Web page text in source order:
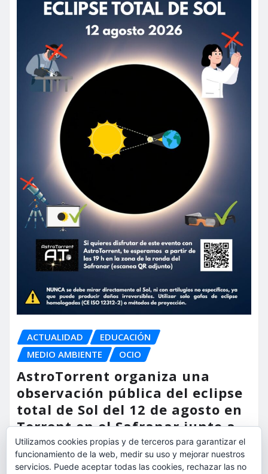
ACTUALIDAD
EDUCACIÓN
MEDIO AMBIENTE
OCIO
AstroTorrent organiza una
observación pública del eclipse
total de Sol del 12 de agosto en
Torrent en el Safranar junto a
las vías del AVE
torrent al dia Ago 5, 2026
Utilizamos cookies propias y de terceros para garantizar el
funcionamiento de la web, medir su uso y mejorar nuestros
servicios. Puede aceptar todas las cookies, rechazar las no